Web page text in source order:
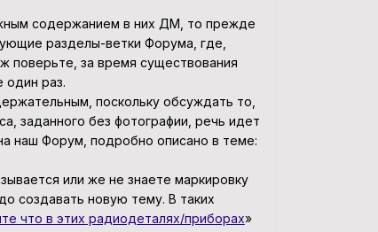
содержанием в них ДМ, то прежде
разделы-ветки Форума, где,
поверьте, за время существования
один раз.
поскольку обсуждать то,
заданного без фотографии, речь идет
наш Форум, подробно описано в теме:
или же не знаете маркировку
создавать новую тему. В таких
что в этих радиодеталях/приборах»